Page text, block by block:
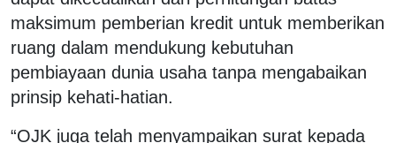
maksimum pemberian kredit untuk memberikan
ruang dalam mendukung kebutuhan
pembiayaan dunia usaha tanpa mengabaikan
prinsip kehati-hatian.
“OJK juga telah menyampaikan surat kepada